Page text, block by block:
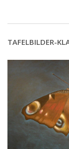
TAFELBILDER-